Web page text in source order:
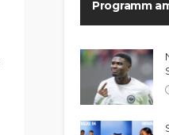
Programm